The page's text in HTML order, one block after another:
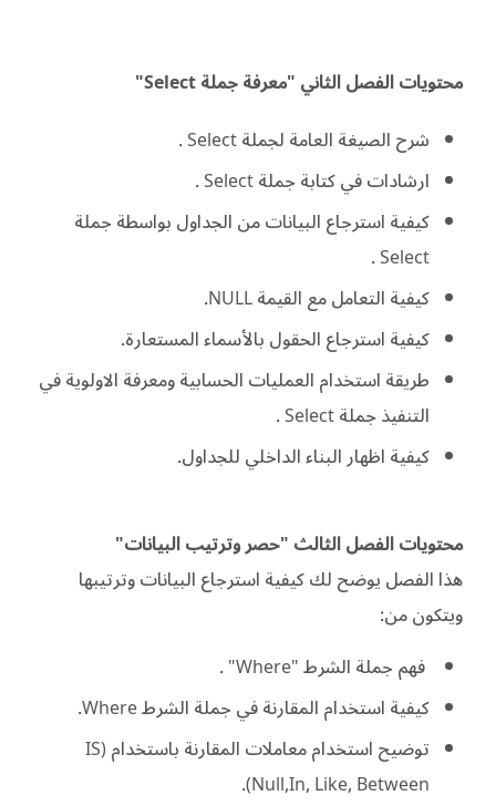
محتويات الفصل الثاني "معرفة جملة Select"
شرح الصيغة العامة لجملة Select .
ارشادات في كتابة جملة Select .
كيفية استرجاع البيانات من الجداول بواسطة جملة
Select .
كيفية التعامل مع القيمة NULL.
كيفية استرجاع الحقول بالأسماء المستعارة.
طريقة استخدام العمليات الحسابية ومعرفة الاولوية في
التنفيذ جملة Select .
كيفية اظهار البناء الداخلي للجداول.
محتويات الفصل الثالث "حصر وترتيب البيانات"
هذا الفصل يوضح لك كيفية استرجاع البيانات وترتيبها
ويتكون من:
فهم جملة الشرط "Where" .
كيفية استخدام المقارنة في جملة الشرط Where.
توضيح استخدام معاملات المقارنة باستخدام (IS
Null,In, Like, Between).